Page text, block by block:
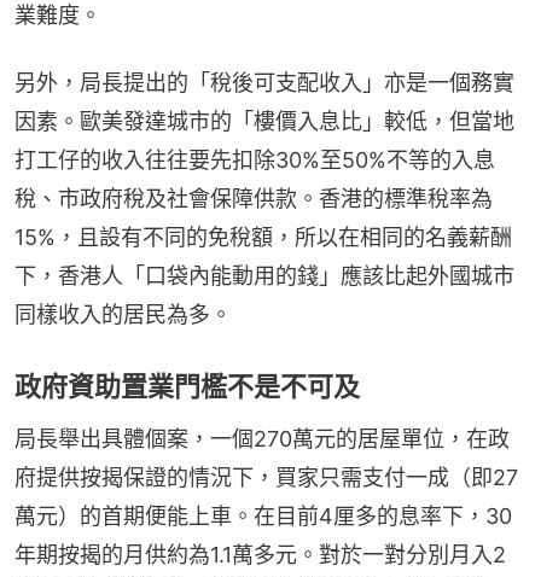
業難度。
另外，局長提出的「稅後可支配收入」亦是一個務實
因素。歐美發達城市的「樓價入息比」較低，但當地
打工仔的收入往往要先扣除30%至50%不等的入息
稅、市政府稅及社會保障供款。香港的標準稅率為
15%，且設有不同的免稅額，所以在相同的名義薪酬
下，香港人「口袋內能動用的錢」應該比起外國城市
同樣收入的居民為多。
政府資助置業門檻不是不可及
局長舉出具體個案，一個270萬元的居屋單位，在政
府提供按揭保證的情況下，買家只需支付一成（即27
萬元）的首期便能上車。在目前4厘多的息率下，30
年期按揭的月供約為1.1萬多元。對於一對分別月入2